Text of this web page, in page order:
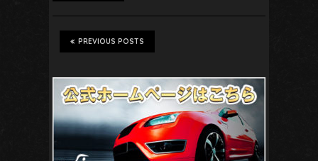
PREVIOUS POSTS